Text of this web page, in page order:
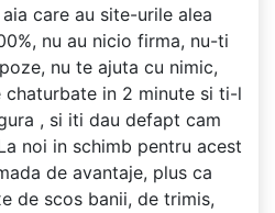
care au site-urile alea
nu au nicio firma, nu-ti
nu te ajuta cu nimic,
in 2 minute si ti-l
, si iti dau defapt cam
noi in schimb pentru acest
de avantaje, plus ca
de scos banii, de trimis,